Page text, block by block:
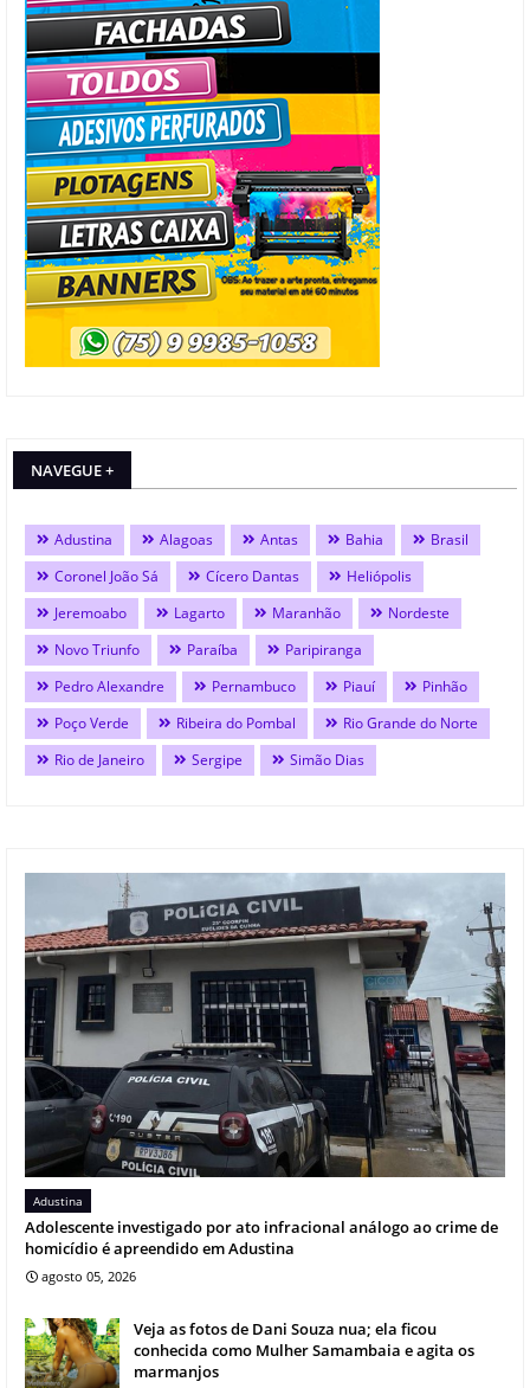
NAVEGUE +
Adustina Alagoas Antas Bahia
Brasil
Coronel João Sá
Cícero Dantas
Heliópolis
Jeremoabo
Lagarto Maranhão
Nordeste
Novo Triunfo
Paraíba
Paripiranga
Pedro Alexandre
Pernambuco Piauí
Pinhão
Poço Verde
Ribeira do Pombal
Rio Grande do Norte
Rio de Janeiro
Sergipe Simão Dias
Adustina
Adolescente investigado por ato infracional análogo ao crime de
homicídio é apreendido em Adustina
agosto 05, 2026
Veja as fotos de Dani Souza nua; ela ficou
conhecida como Mulher Samambaia e agita os
marmanjos